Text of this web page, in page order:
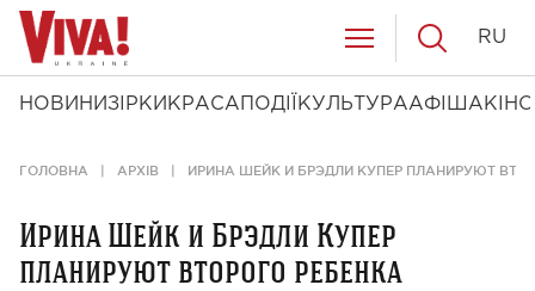
НОВИНИ ЗІРКИ КРАСА ПОДІЇ КУЛЬТУРААФІША КІНО
RU
ГОЛОВНА АРХІВ ИРИНА ШЕЙК И БРЭДЛИ КУПЕР ПЛАНИРУЮТ
Ирина Шейк и Брэдли Купер
планируют второго ребенка